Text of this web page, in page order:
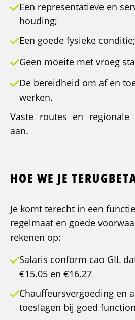
Een representatieve en
houding;
Een goede fysieke conditie;
Geen moeite met vroeg
De bereidheid om af en
werken.
Vaste routes en
aan.
HOE WE JE
Je komt terecht in een
regelmaat en goede
rekenen op:
Salaris conform cao GIL
€15.05 en €16.27
Chauffeursvergoeding en
toeslagen bij goed